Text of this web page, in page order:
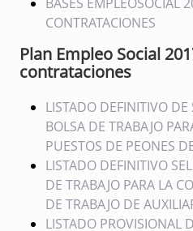
CONTRATACIONES
Plan Empleo Social
contrataciones
LISTADO DEFINITIVO DE
BOLSA DE TRABAJO
PUESTOS DE PEONES
LISTADO DEFINITIVO
DE TRABAJO PARA LA
DE TRABAJO DE
LISTADO PROVISIONAL